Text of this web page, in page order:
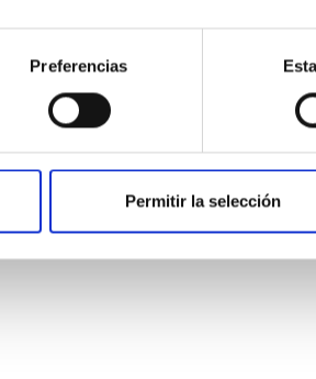
Preferencias
Permitir la selección